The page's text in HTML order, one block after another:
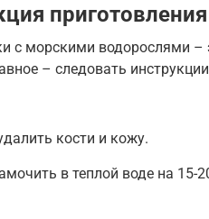
приготовления
с морскими водорослями
– следовать
кости и кожу.
в теплой воде на 15-